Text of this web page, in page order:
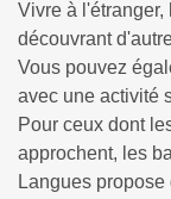
Vivre à
découvrant
Vous pouvez
avec une activité
Pour ceux dont
approchent, les
Langues